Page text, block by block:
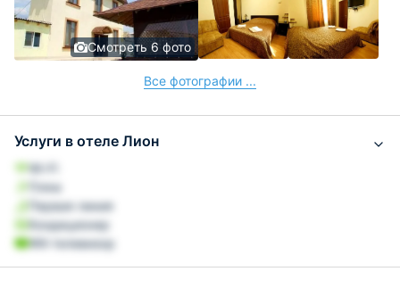
Смотреть 6 фото
Все фотографии ...
Услуги в отеле Лион
Wi-Fi
Пляж
Первая линия
Кондиционер
ЖК-телевизор